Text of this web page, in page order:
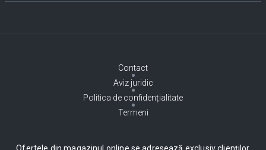
Contact
Aviz juridic
Politica de confidențialitate
Termeni